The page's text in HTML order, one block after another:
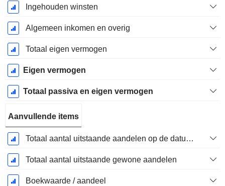
Ingehouden winsten
Algemeen inkomen en overig
Totaal eigen vermogen
Eigen vermogen
Totaal passiva en eigen vermogen
Aanvullende items
Totaal aantal uitstaande aandelen op de datum van indiening
Totaal aantal uitstaande gewone aandelen
Boekwaarde / aandeel